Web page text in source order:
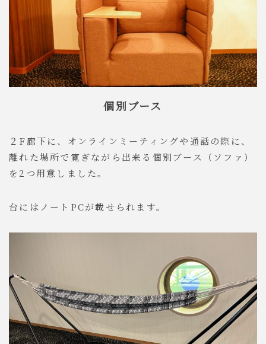
個別ブース
２F廊下に、オンラインミーティングや通話の際に、
離れた場所で寛ぎながら出来る個別ブース（ソファ）
を2つ用意しました。
台にはノートPCが載せられます。